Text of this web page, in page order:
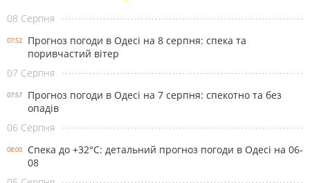
08 Серпня
07:52
Прогноз погоди в Одесі на 8 серпня: спека та
поривчастий вітер
07 Серпня
07:57
Прогноз погоди в Одесі на 7 серпня: спекотно та без
опадів
06 Серпня
08:00
Спека до +32°С: детальний прогноз погоди в Одесі на 06-
08